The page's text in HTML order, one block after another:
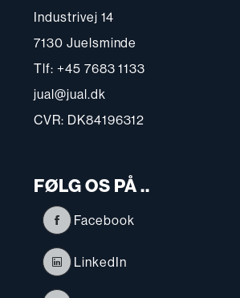
Industrivej 14
7130 Juelsminde
Tlf: +45 7683 1133
jual@jual.dk
CVR: DK84196312
FØLG OS PÅ ..
Facebook
LinkedIn